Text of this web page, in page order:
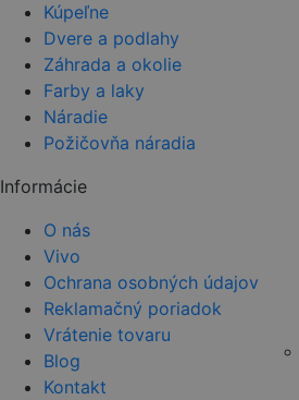
Kúpeľne
Dvere a podlahy
Záhrada a okolie
Farby a laky
Náradie
Požičovňa náradia
Informácie
O nás
Vivo
Ochrana osobných údajov
Reklamačný poriadok
Vrátenie tovaru
Blog
Kontakt